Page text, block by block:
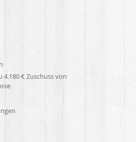
€ Zuschuss von